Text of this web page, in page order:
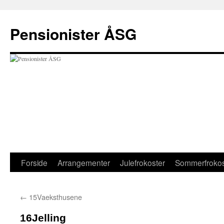
indhold
Pensionister ÅSG
Forside Arrangementer Julefrokoster
← 15Vaeksthusene
16Jelling